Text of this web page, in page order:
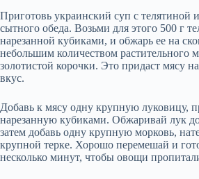
Приготовь украинский суп с телятиной
сытного обеда. Возьми для этого 500 г
нарезанной кубиками, и обжарь ее на
небольшим количеством растительного
золотистой корочки. Это придаст мясу
вкус.
Добавь к мясу одну крупную луковицу,
нарезанную кубиками. Обжаривай лук
затем добавь одну крупную морковь,
крупной терке. Хорошо перемешай и
несколько минут, чтобы овощи